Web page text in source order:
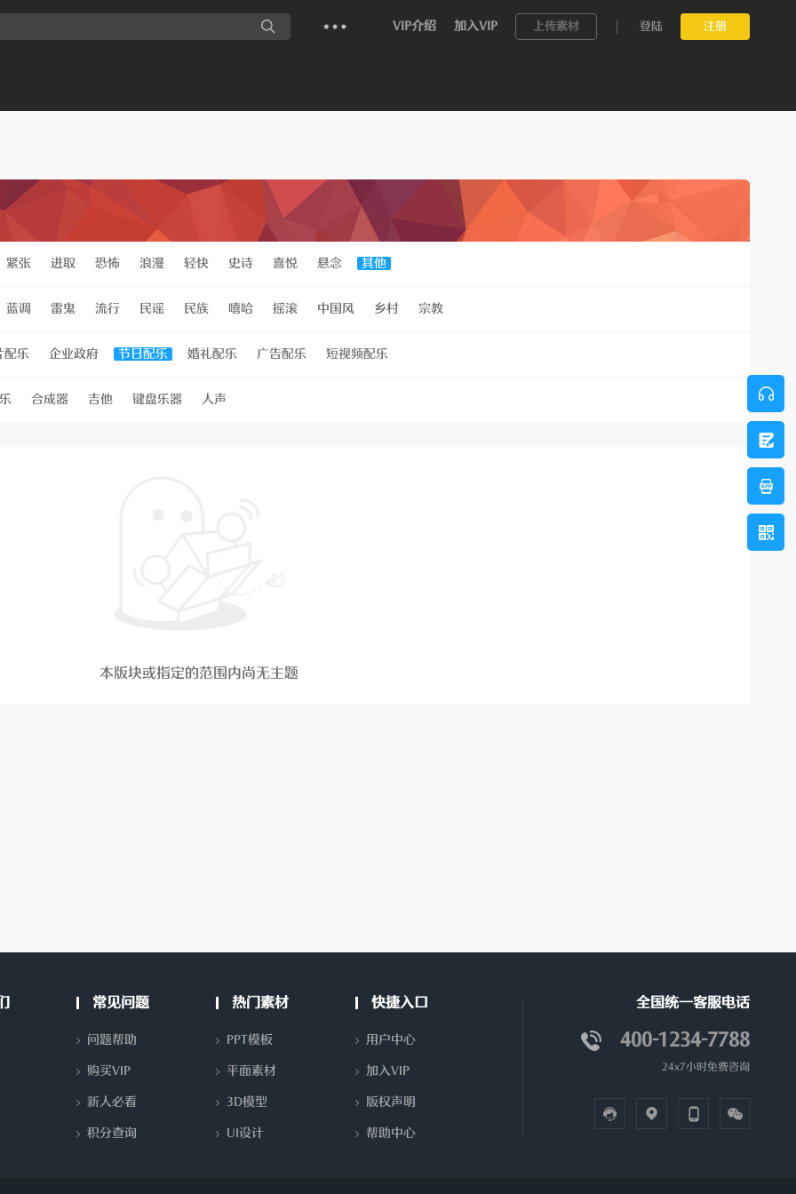
VIP介绍 加入VIP 上传素材 登陆 注册
紧张 进取 恐怖 浪漫 轻快 史诗 喜悦 悬念 其他
蓝调 雷鬼 流行 民谣 民族 嘻哈 摇滚 中国风 乡村 宗教
配乐 企业政府 节日配乐 婚礼配乐 广告配乐 短视频配乐
合成器 吉他 键盘乐器 人声
本版块或指定的范围内尚无主题
常见问题
问题帮助
购买VIP
新人必看
积分查询
热门素材
PPT模板
平面素材
3D模型
UI设计
快捷入口
用户中心
加入VIP
版权声明
帮助中心
全国统一客服电话
400-1234-7788
24x7小时免费咨询